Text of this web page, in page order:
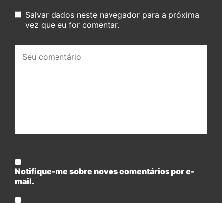
Salvar dados neste navegador para a próxima
vez que eu for comentar.
comentário:
Notifique-me sobre novos comentários por e-
mail.